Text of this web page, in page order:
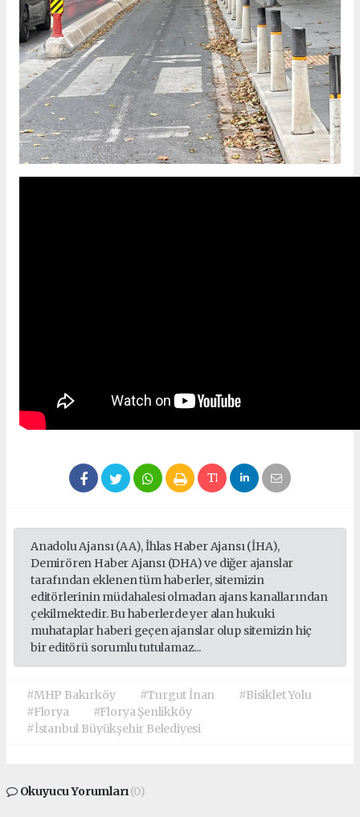
Anadolu Ajansı (AA), İhlas Haber Ajansı (İHA),
Demirören Haber Ajansı (DHA) ve diğer ajanslar
tarafından eklenen tüm haberler, sitemizin
editörlerinin müdahalesi olmadan ajans kanallarından
çekilmektedir. Bu haberlerde yer alan hukuki
muhataplar haberi geçen ajanslar olup sitemizin hiç
bir editörü sorumlu tutulamaz...
#MHP Bakırköy #Turgut İnan
#Bisiklet Yolu
#Florya
#Florya Şenlikköy
#İstanbul Büyükşehir Belediyesi
Okuyucu Yorumları(0)